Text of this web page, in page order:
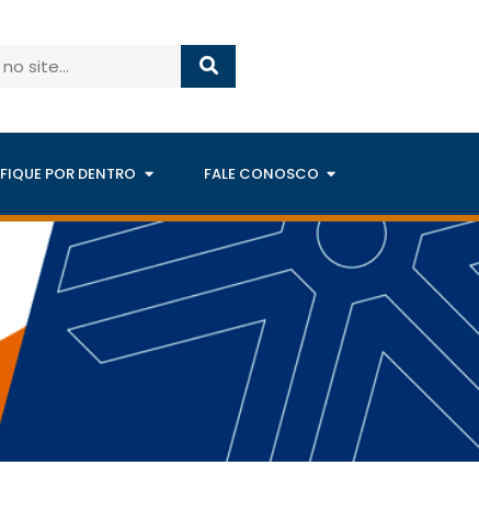
FIQUE POR DENTRO FALE CONOSCO